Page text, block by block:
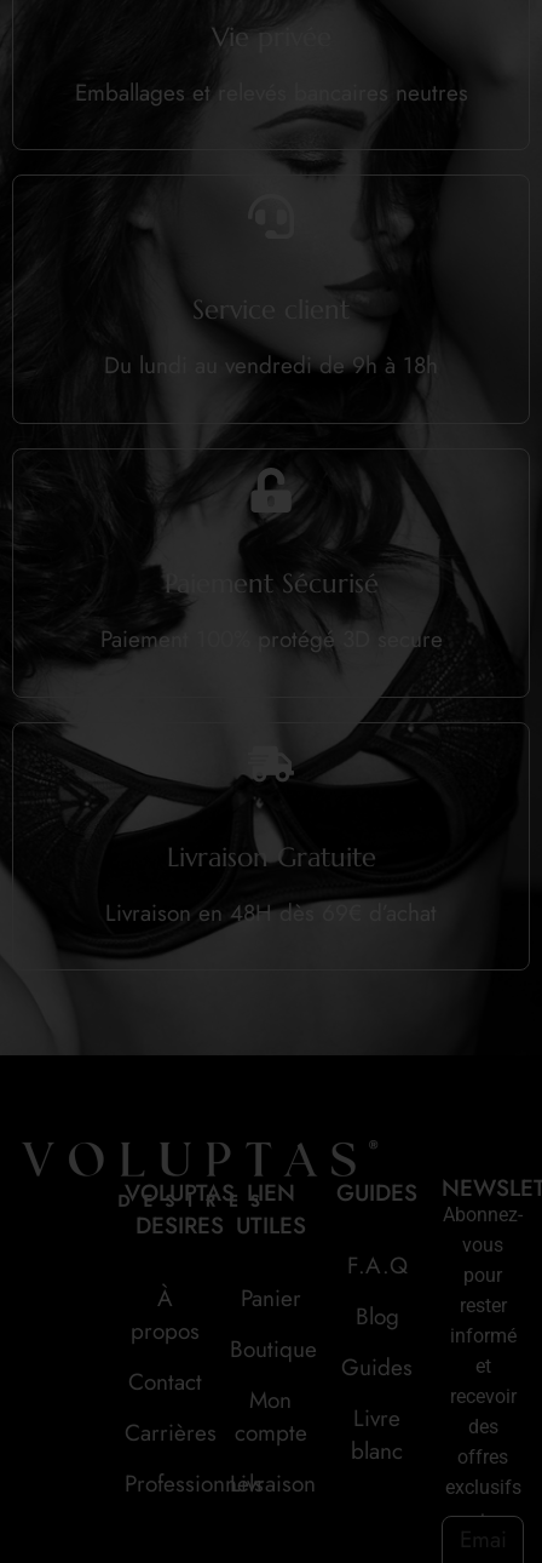
Vie privée
Emballages et relevés bancaires neutres
Service client
Du lundi au vendredi de 9h à 18h
Paiement Sécurisé
Paiement 100% protégé 3D secure
Livraison Gratuite
Livraison en 48H dès 69€ d’achat
VOLUPTAS
DESIRES
À
propos
Contact
Carrières
Professionnels
LIEN
UTILES
Panier
Boutique
Mon
compte
Livraison
GUIDES
F.A.Q
Blog
Guides
Livre
blanc
Abonnez-
vous
pour
rester
informé
et
recevoir
des
offres
exclusifs
: